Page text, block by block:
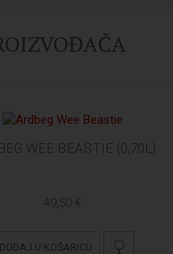
WEE BEASTIE (0,70L)
49,50 €
DODAJ U KOŠARICU